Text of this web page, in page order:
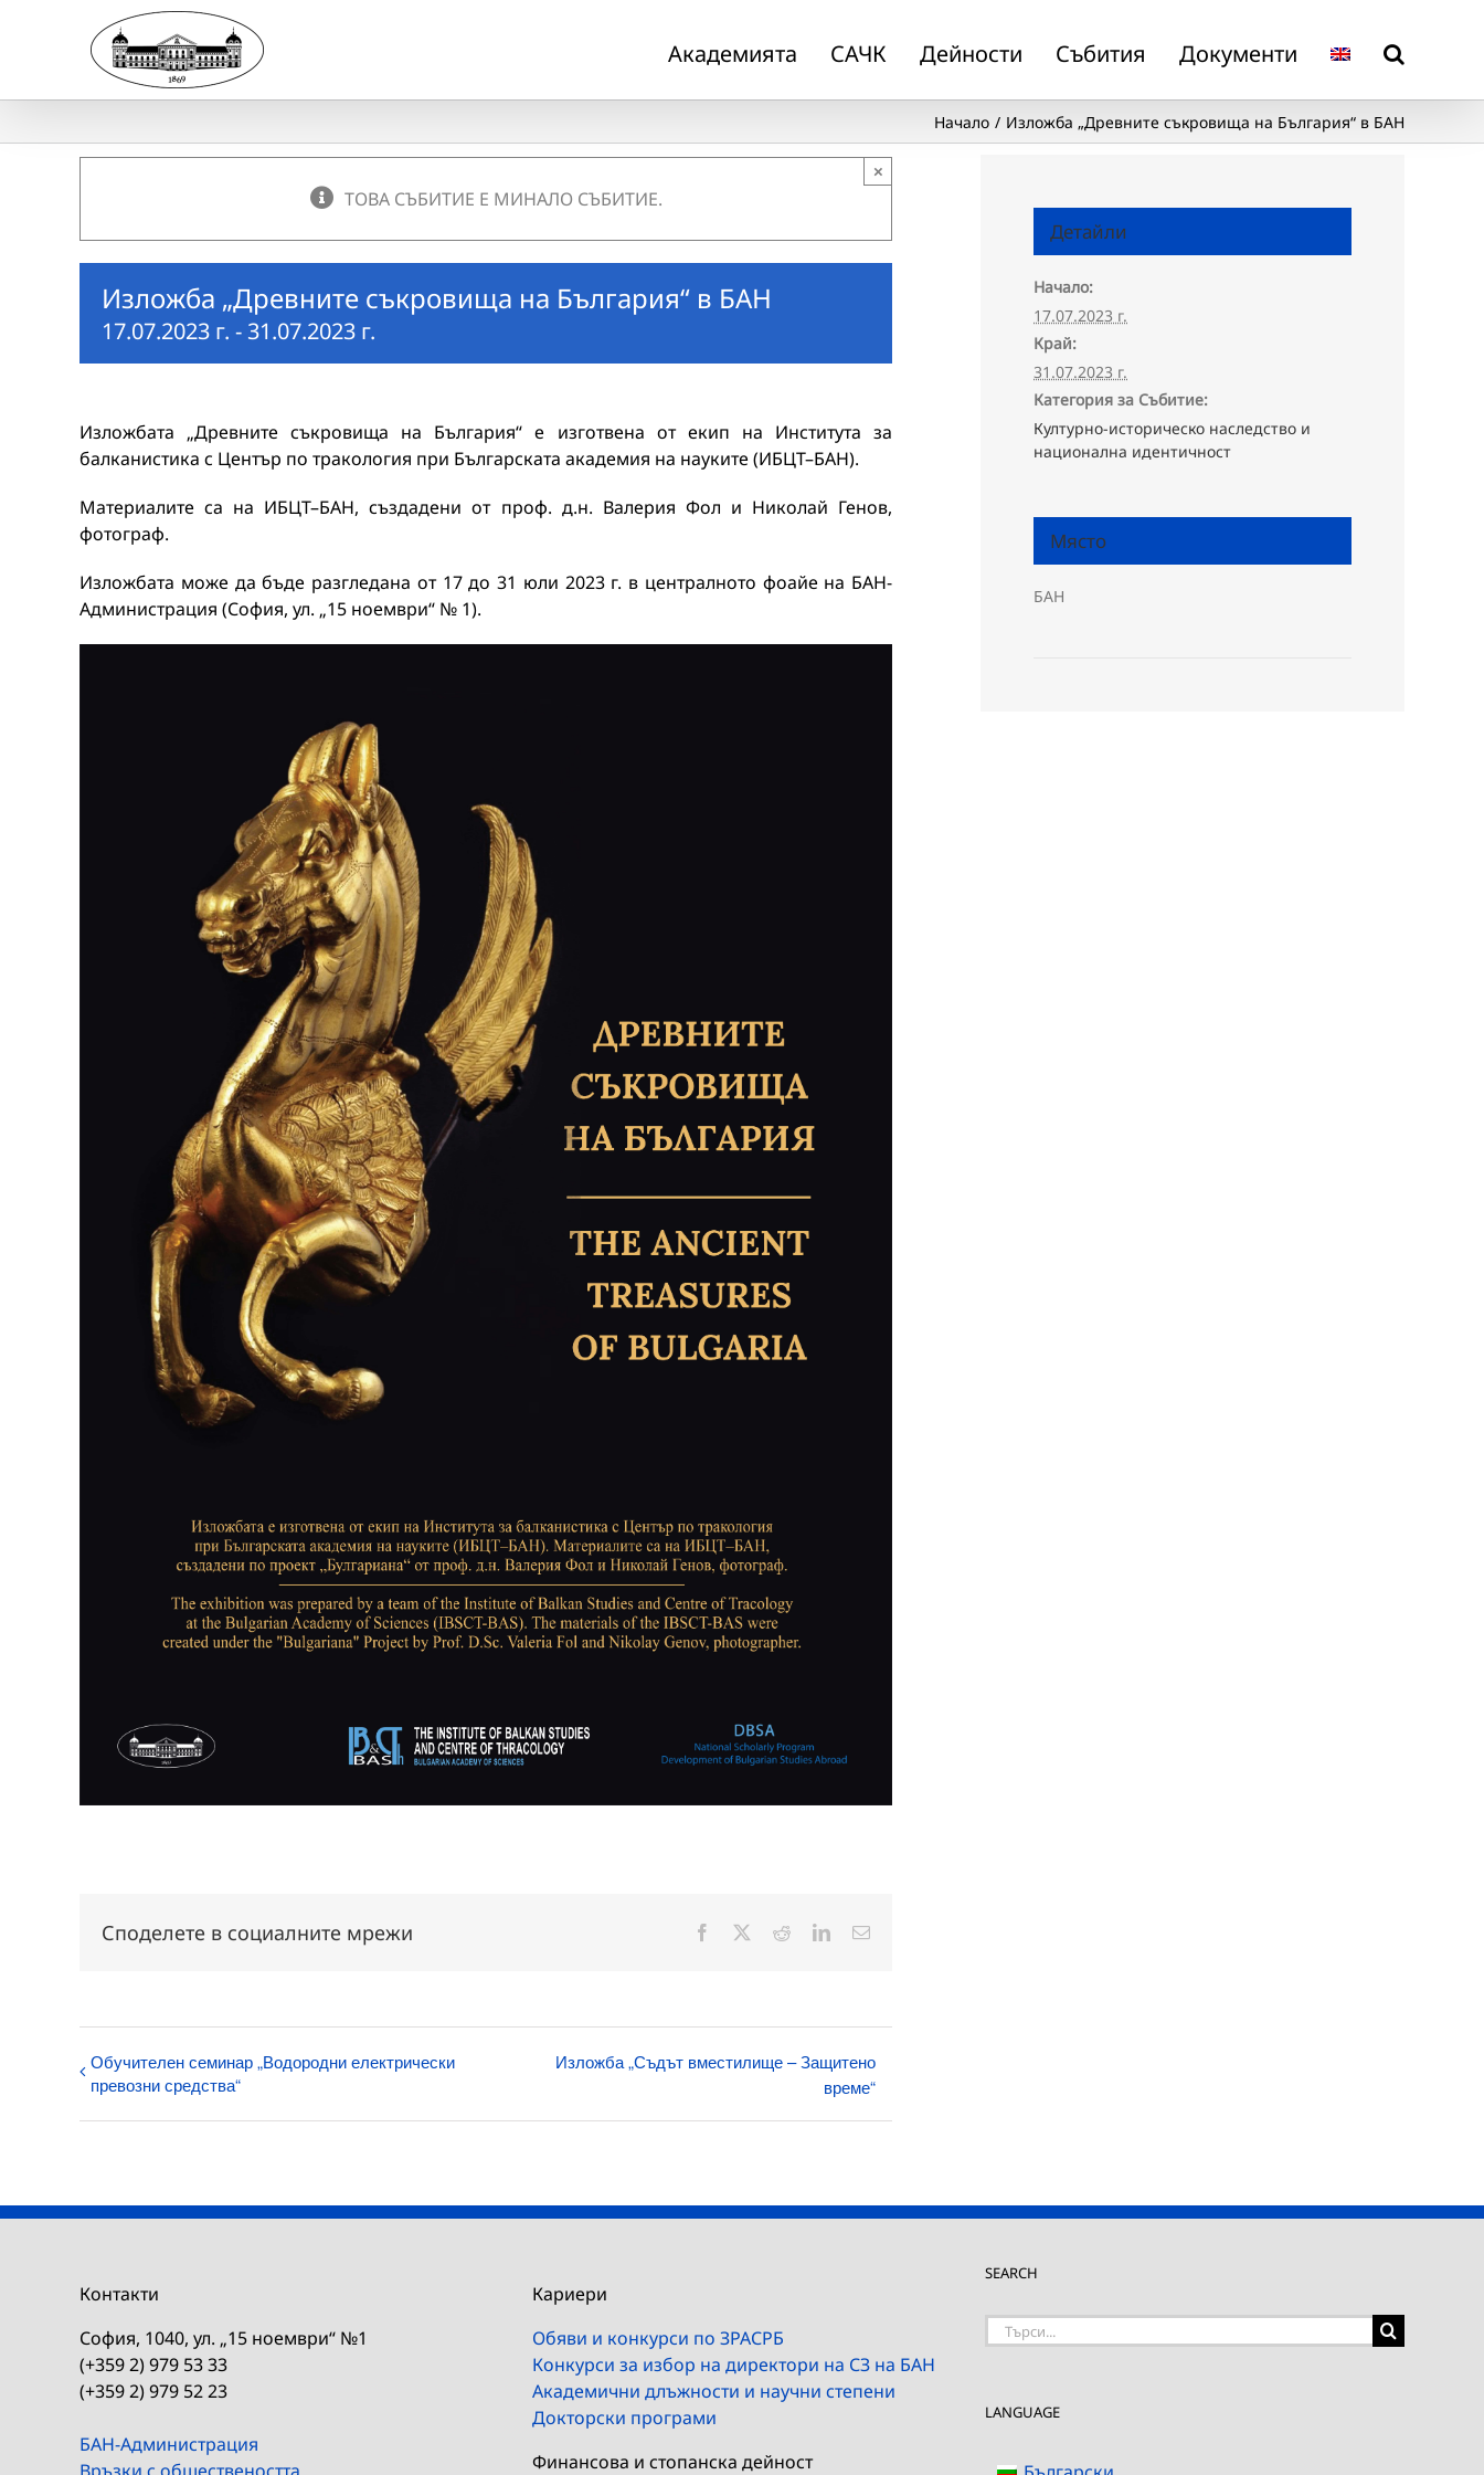
Академията САЧК Дейности Събития Документи
Начало Изложба „Древните съкровища на България“ в БАН
ТОВА СЪБИТИЕ Е МИНАЛО СЪБИТИЕ.
×
Изложба „Древните съкровища на България“ в БАН
17.07.2023 г. - 31.07.2023 г.
Изложбата „Древните съкровища на България“ е изготвена от екип на Института за
балканистика с Център по тракология при Българската академия на науките (ИБЦТ–БАН).
Материалите са на ИБЦТ–БАН, създадени от проф. д.н. Валерия Фол и Николай Генов,
фотограф.
Изложбата може да бъде разгледана от 17 до 31 юли 2023 г. в централното фоайе на БАН-
Администрация (София, ул. „15 ноември“ № 1).
Споделете в социалните мрежи Facebook RedditLinkedInЕлектронна
Обучителен семинар „Водородни електрически
превозни средства“
Изложба „Съдът вместилище – Защитено
време“
Детайли
Начало:
17.07.2023 г.
Край:
31.07.2023 г.
Категория за Събитие:
Културно-историческо наследство и
национална идентичност
Място
БАН
Контакти
София, 1040, ул. „15 ноември“ №1
(+359 2) 979 53 33
(+359 2) 979 52 23
БАН-Администрация
Кариери
Обяви и конкурси по ЗРАСРБ
Конкурси за избор на директори на СЗ на БАН
Академични длъжности и научни степени
Докторски програми
Финансова и стопанска дейност
SEARCH
Търсене
LANGUAGE